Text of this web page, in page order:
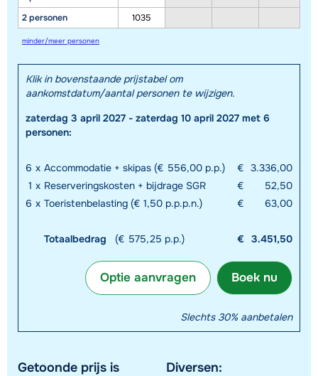
2 personen
1035
minder/meer personen
Klik in bovenstaande prijstabel om
aankomstdatum/aantal personen te wijzigen.
zaterdag 3 april 2027 - zaterdag 10 april 2027 met 6
personen:
6 x Accommodatie + skipas (€ 556,00 p.p.) € 3.336,00
1 x Reserveringskosten + bijdrage SGR €
52,50
6 x Toeristenbelasting (€ 1,50 p.p.p.n.) € 63,00
Totaalbedrag (€ 575,25 p.p.) € 3.451,50
Boek nu
Optie aanvragen
Slechts 30% aanbetalen
Getoonde prijs is
Diversen: